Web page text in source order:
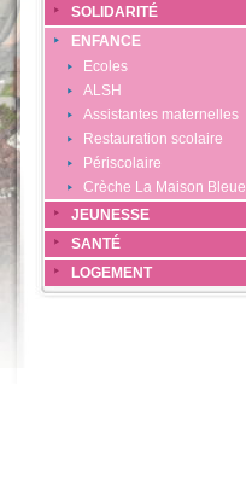
SOLIDARITÉ
ENFANCE
Ecoles
ALSH
Assistantes maternelles
Restauration scolaire
Périscolaire
Crèche La Maison Bleue
JEUNESSE
SANTÉ
LOGEMENT